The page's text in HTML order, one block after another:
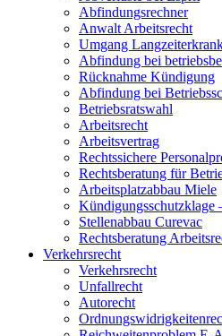
Abfindungsrechner
Anwalt Arbeitsrecht
Umgang
Abfindung bei
Rücknahme Kündigung
Abfindung bei
Betriebsratswahl
Arbeitsrecht
Arbeitsvertrag
Rechtssichere
Rechtsberatung für
Arbeitsplatzabbau Miele
Kündigungsschutzklage
Stellenabbau Curevac
Rechtsberatung
Verkehrsrecht
Verkehrsrecht
Unfallrecht
Autorecht